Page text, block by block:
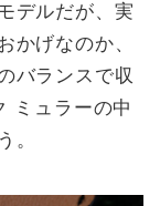
デルだが、実
げなのか、
バランスで収
ミュラーの中